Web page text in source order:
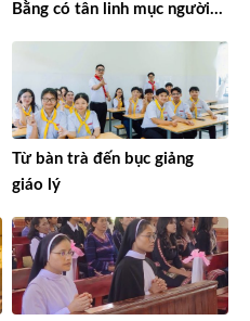
Bằng có tân linh mục người
Từ bàn trà đến bục giảng
giáo lý